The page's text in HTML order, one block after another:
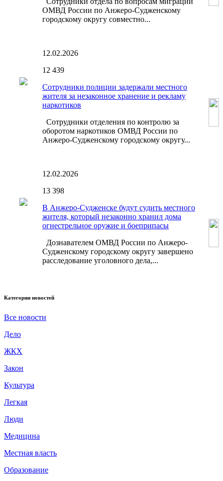
ОМВД России по Анжеро-Судженскому
городскому округу совместно...
12.02.2026
12 439
Сотрудники полиции задержали местного
жителя за незаконное хранение и рекламу
наркотиков
Сотрудники отделения по контролю за
оборотом наркотиков ОМВД России по
Анжеро-Судженскому городскому округу...
12.02.2026
13 398
В Анжеро-Судженске будут судить местного
жителя, который незаконно хранил дома
огнестрельное оружие и боеприпасы
Дознавателем ОМВД России по Анжеро-
Судженскому городскому округу завершено
расследование уголовного дела,...
Категории новостей
Все новости
Дело
ЖКХ
Закон
Культура
Легкая
Люди
Медицина
Местная власть
Образование